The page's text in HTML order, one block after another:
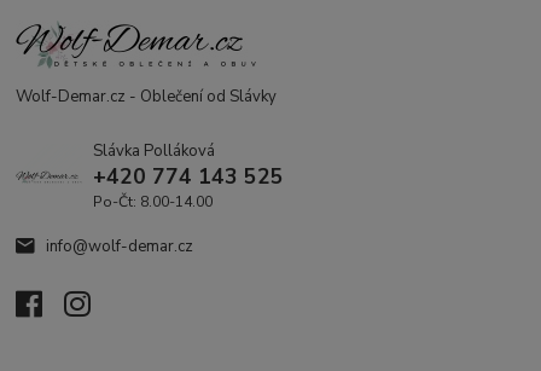
Wolf-Demar.cz - Oblečení od Slávky
Slávka Polláková
+420 774 143 525
Po-Čt: 8.00-14.00
info@wolf-demar.cz